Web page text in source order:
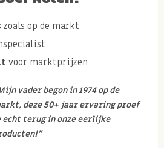
zoals op de markt
voor marktprijzen
vader begon in 1974 op de
deze 50+ jaar ervaring proef
echt terug in onze eerlijke